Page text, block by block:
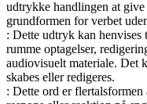
udtrykke handlingen at
grundformen for verbet
: Dette udtryk kan
rumme optagelser,
audiovisuelt materiale. Det
skabes eller redigeres.
: Dette ord er